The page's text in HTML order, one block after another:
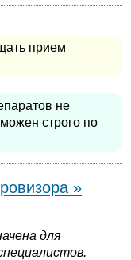
прием
не
строго по
»
для